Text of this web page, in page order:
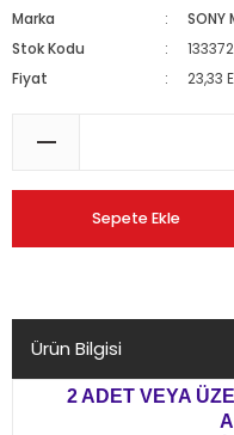
Marka
SONY
Stok Kodu
133372
Fiyat
23,33
Sepete Ekle
Ürün Bilgisi
2 ADET VEYA